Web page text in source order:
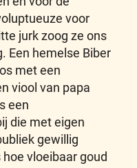
voor
jurk zoog ze ons
Een hemelse Biber
met een
viool van papa
een
die met eigen
gewillig
vloeibaar goud